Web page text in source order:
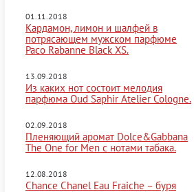
01.11.2018
Кардамон, лимон и шалфей в
потрясающем мужском парфюме
Paco Rabanne Black XS.
13.09.2018
Из каких нот состоит мелодия
парфюма Oud Saphir Atelier Cologne.
02.09.2018
Пленяющий аромат Dolce&Gabbana
The One for Men с нотами табака.
12.08.2018
Chance Chanel Eau Fraiche – буря